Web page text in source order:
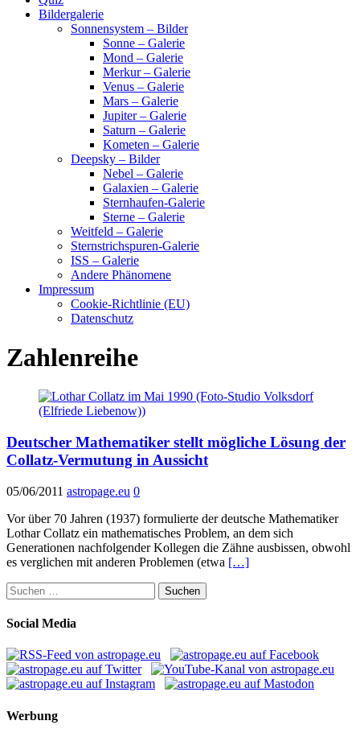
Bildergalerie
Sonnensystem – Bilder
Sonne – Galerie
Mond – Galerie
Merkur – Galerie
Venus – Galerie
Mars – Galerie
Jupiter – Galerie
Saturn – Galerie
Kometen – Galerie
Deepsky – Bilder
Nebel – Galerie
Galaxien – Galerie
Sternhaufen-Galerie
Sterne – Galerie
Weitfeld – Galerie
Sternstrichspuren-Galerie
ISS – Galerie
Andere Phänomene
Impressum
Cookie-Richtlinie (EU)
Datenschutz
Zahlenreihe
Deutscher Mathematiker stellt mögliche Lösung der
Collatz-Vermutung in Aussicht
05/06/2011 astropage.eu 0
Vor über 70 Jahren (1937) formulierte der deutsche Mathematiker
Lothar Collatz ein mathematisches Problem, an dem sich
Generationen nachfolgender Kollegen die Zähne ausbissen, obwohl
es verglichen mit anderen Problemen (etwa […]
Suchen
nach:
Social Media
Werbung